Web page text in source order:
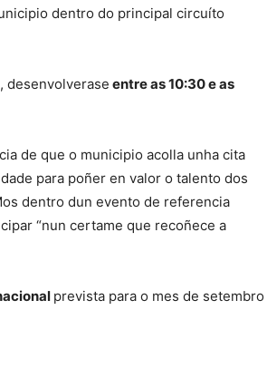
dentro do principal circuíto
desenvolverase entre as 10:30 e as
de que o municipio acolla unha cita
para poñer en valor o talento dos
dentro dun evento de referencia
“nun certame que recoñece a
prevista para o mes de setembro